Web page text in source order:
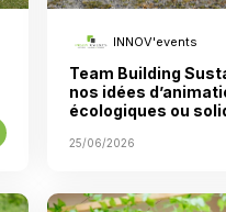
INNOV'events
Team Building
nos idées
écologiques ou
25/06/2026